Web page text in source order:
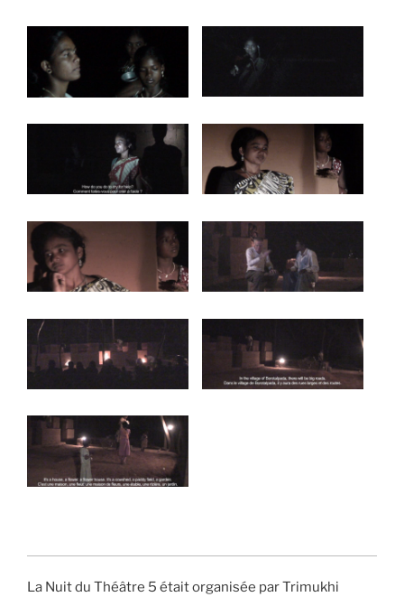
La Nuit du Théâtre 5 était organisée par Trimukhi